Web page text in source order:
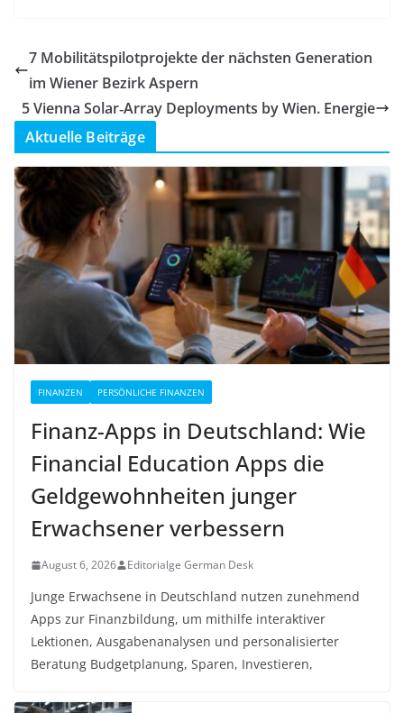
7 Mobilitätspilotprojekte der nächsten Generation
im Wiener Bezirk Aspern
5 Vienna Solar‑Array Deployments by Wien. Energie
Aktuelle Beiträge
FINANZEN PERSÖNLICHE FINANZEN
Finanz-Apps in Deutschland: Wie
Financial Education Apps die
Geldgewohnheiten junger
Erwachsener verbessern
August 6, 2026 Editorialge German Desk
Junge Erwachsene in Deutschland nutzen zunehmend
Apps zur Finanzbildung, um mithilfe interaktiver
Lektionen, Ausgabenanalysen und personalisierter
Beratung Budgetplanung, Sparen, Investieren,